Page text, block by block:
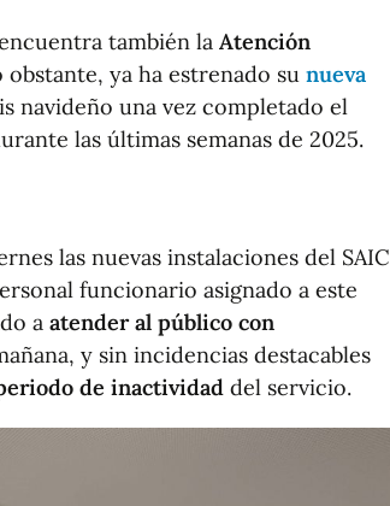
también la Atención
obstante, ya ha estrenado su nueva
navideño una vez completado el
las últimas semanas de 2025.
las nuevas instalaciones del SAIC
funcionario asignado a este
a atender al público con
y sin incidencias destacables
de inactividad del servicio.